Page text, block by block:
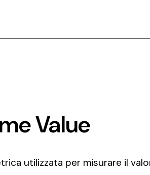
Value
utilizzata per misurare il